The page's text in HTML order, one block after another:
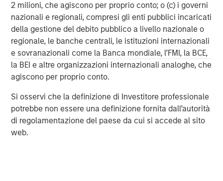
2 milioni, che agiscono per proprio conto; o (c) i governi
nazionali e regionali, compresi gli enti pubblici incaricati
della gestione del debito pubblico a livello nazionale o
regionale, le banche centrali, le istituzioni internazionali
e sovranazionali come la Banca mondiale, l’FMI, la BCE,
la BEI e altre organizzazioni internazionali analoghe, che
agiscono per proprio conto.
Si osservi che la definizione di Investitore professionale
potrebbe non essere una definizione fornita dall’autorità
di regolamentazione del paese da cui si accede al sito
web.
About Morgan Stanley
Morgan Stanley (NYSE: MS) is a leading global financial
services firm providing a wide range of investment
banking, securities, wealth management and investment
management services. With offices in 42 countries, the
Firm's employees serve clients worldwide including
corporations, governments, institutions and individuals.
For more information about Morgan Stanley, please visit
https://www.morganstanley.com/